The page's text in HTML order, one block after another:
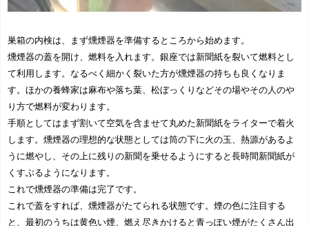
巣箱の内検は、まず燻煙器を準備するところから始めます。
燻煙器の蓋を開け、燃料を入れます。銀座では新聞紙を裂いて燃料とし
て利用します。なるべく細かく裂いた方が燻煙器の持ちも良くなりま
す。ほかの養蜂家は麻布や落ち葉、松ぼっくりなどその場やその人のや
り方で燃料が変わります。
手順としてはまず割いて空気を含ませて丸めた新聞紙をライターで着火
します。燻煙器の理想的な状態としては筒の下に火の玉、熱源があるよ
うに燃やし、その上に残りの新聞を乗せるようにすると長時間新聞紙が
くすぶるようになります。
これで燻煙器の準備は完了です。
これで蓋をすれば、燻煙器がたてられる状態です。煙の色に注目する
と、最初のうちは黄色い煙、燃え尽きかけると青っぽい煙がたくさん出